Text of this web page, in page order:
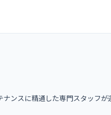
ンスに精通した専門スタッフ